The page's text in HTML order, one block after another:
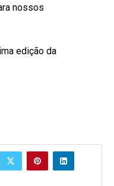
nossos
edição da